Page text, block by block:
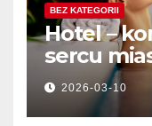
BEZ KATEGORII
Hotel –
sercu
2026-03-10